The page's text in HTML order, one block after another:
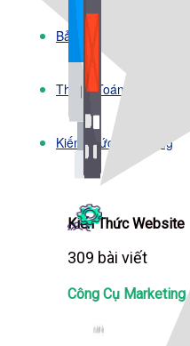
Kiến Thức Website
309 bài viết
Bảng Giá
Thanh Toán
Kiến Thức Marketing
Công Cụ Marketing